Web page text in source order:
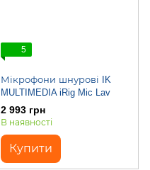
5
Мікрофони шнурові IK
MULTIMEDIA iRig Mic Lav
2 993 грн
В наявності
Купити